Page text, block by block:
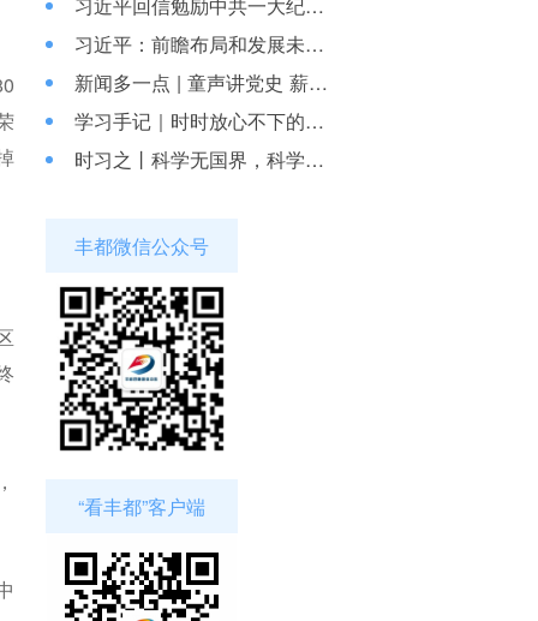
习近平：前瞻布局和发展未来产业
新闻多一点 | 童声讲党史 薪火代代传
学习手记｜时时放心不下的底线思维
时习之丨科学无国界，科学家有祖国
丰都微信公众号
“看丰都”客户端